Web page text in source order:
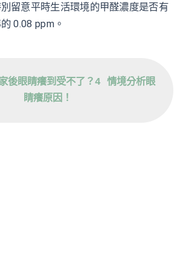
留意平時生活環境的甲醛濃度是否有
0.08 ppm。
後眼睛癢到受不了？4 情境分析眼
睛癢原因！